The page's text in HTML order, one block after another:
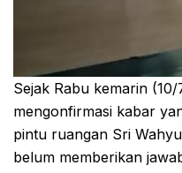
Sejak Rabu kemarin
mengonfirmasi kabar
pintu ruangan Sri
belum memberikan